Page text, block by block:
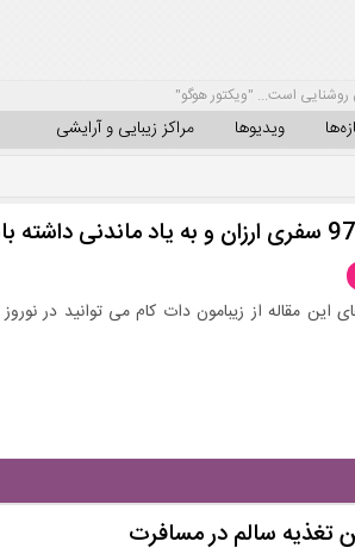
است... "ویکتور هوگو"
ویدیوها مراکز زیبایی و آرایشی